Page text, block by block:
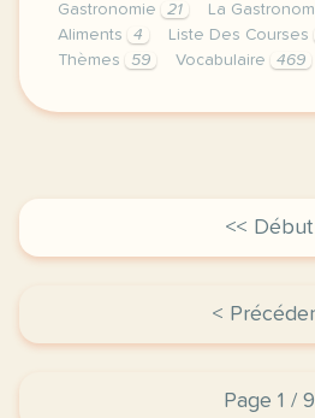
Gastronomie
21 La
Aliments
4 Liste Des Courses
Thèmes
59 Vocabulaire 469
cette derniere semaine
<< Début
<
Page 1 / 9